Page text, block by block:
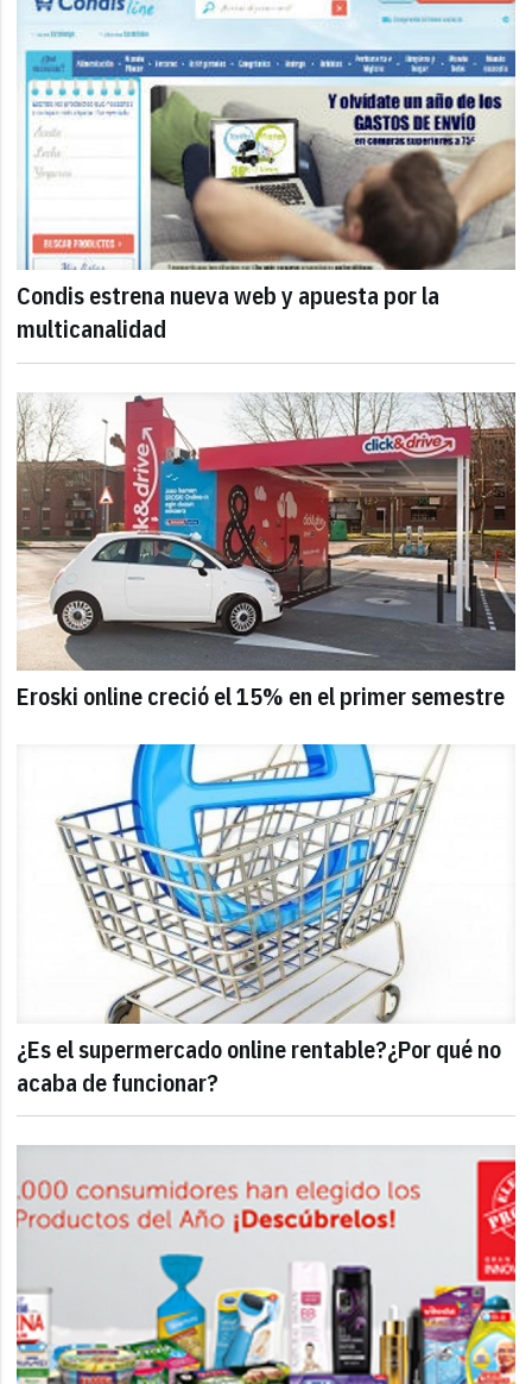
Condis estrena nueva web y apuesta por la
multicanalidad
Eroski online creció el 15% en el primer semestre
¿Es el supermercado online rentable?¿Por qué no
acaba de funcionar?